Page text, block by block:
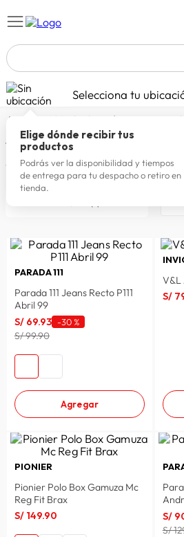
TÉRMINOS MÁS BUSCADOS
1. zapatillas mujer
2. celulares
3. zapatillas hombre
4. moda
zapatillas
laptop
8. terrex
9. spiderman
10. lavadora
Selecciona tu
Elige dónde recibir tus
productos
Podrás ver la disponibilidad y tiempos
de entrega para tu despacho o retiro en
tienda.
10% de dscto | vestuario,
10% de Dscto | Vestuario,
175productos
PARADA 111
Parada 111 Jeans Recto P111
Abril 99
S/ 69.93 -30 %
S/ 99.90
Agregar
V&L
S/
PIONIER
Pionier Polo Box Gamuza Mc
Reg Fit Brax
S/ 149.90
S/
S/